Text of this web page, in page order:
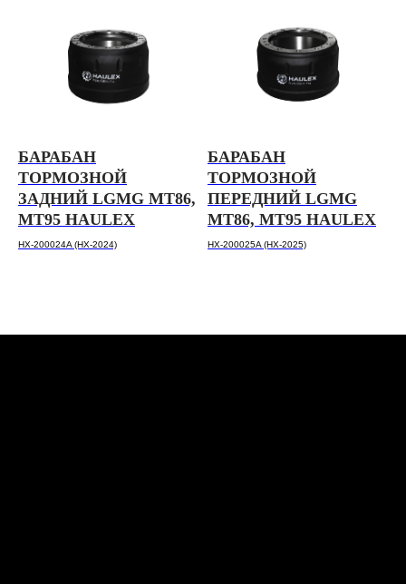
БАРАБАН
ТОРМОЗНОЙ
ЗАДНИЙ LGMG MT86,
MT95 HAULEX
HX-200024A (HX-2024)
БАРАБАН
ТОРМОЗНОЙ
ПЕРЕДНИЙ LGMG
MT86, MT95 HAULEX
HX-200025A (HX-2025)